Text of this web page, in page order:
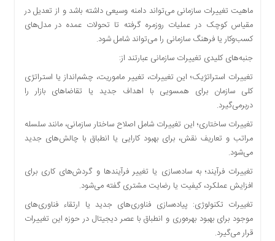
پلیس،امنیت
جامعه
گرایی
اخبار
سایت
اجتماعی
اقتصادی
فرهنگ
بین
ماهیت تغییرات سازمانی می‌تواند دامنه وسیعی داشته باشد و از تعدیل در
مقیاس کوچک در عملیات روزمره گرفته تا تحولات عمده در مدل‌های
کسب‌وکار یا فرهنگ سازمانی را می‌تواند شامل شود.
جنبه‌های کلیدی تغییرات سازمانی عبارتند از:
تغییرات استراتژیک؛ این تغییرات، تغییر ماموریت، چشم‌انداز یا استراتژی
کلی سازمان برای همسویی با اهداف جدید یا تقاضاهای بازار را
دربرمی‌گیرد.
تغییرات ساختاری؛ این تغییرات شامل اصلاح ساختار سازمانی، مانند سلسله
مراتب و تعاریف نقش، برای بهبود کارایی یا انطباق با چالش‌های جدید
می‌شود.
تغییرات فرآیند؛ به ساده‌سازی یا تغییر فرآیندها و گردش‌های کاری برای
افزایش عملکرد، کیفیت یا رضایت مشتری گفته می‌شود.
تغییرات تکنولوژی: پیاده‌سازی فناوری‌های جدید یا ارتقاء فناوری‌های
موجود برای بهبود بهره‌وری و انطباق با عصر دیجیتال در حوزه این تغییرات
قرار می‌گیرد.